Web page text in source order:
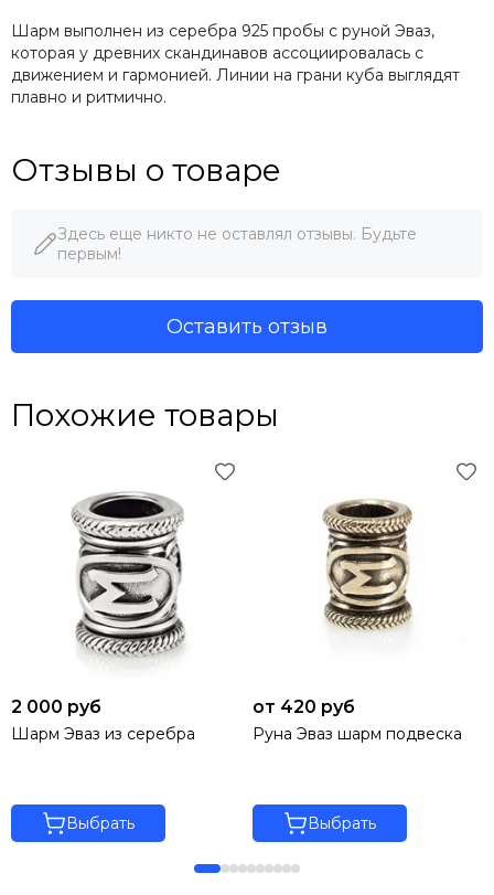
Шарм выполнен из серебра 925 пробы с руной Эваз,
которая у древних скандинавов ассоциировалась с
движением и гармонией. Линии на грани куба выглядят
плавно и ритмично.
Отзывы о товаре
Здесь еще никто не оставлял отзывы. Будьте
первым!
Оставить отзыв
Похожие товары
2 000 руб
Шарм Эваз из серебра
Выбрать
от 420 руб
Руна Эваз шарм подвеска
Выбрать